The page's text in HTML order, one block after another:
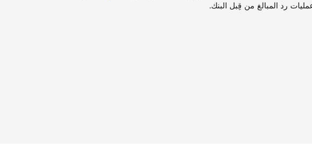
رد المبالغ من قِبل البنك.